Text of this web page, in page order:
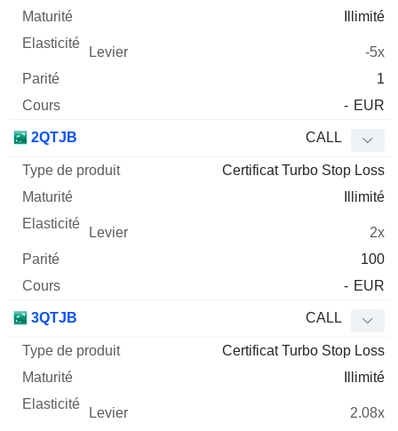
Illimité
-5x
1
- EUR
2QTJB CALL
Certificat Turbo Stop Loss
Illimité
2x
100
- EUR
3QTJB CALL
Certificat Turbo Stop Loss
Illimité
2.08x